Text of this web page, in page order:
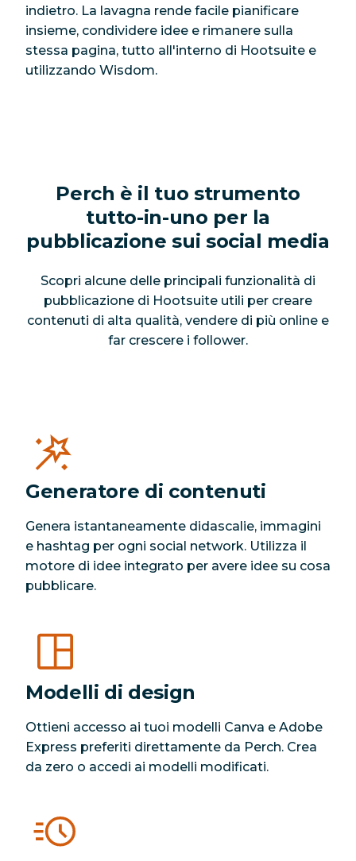
indietro. La lavagna rende facile pianificare
insieme, condividere idee e rimanere sulla
stessa pagina, tutto all'interno di Hootsuite e
utilizzando Wisdom.
Perch è il tuo strumento
tutto-in-uno per la
pubblicazione sui social media
Scopri alcune delle principali funzionalità di
pubblicazione di Hootsuite utili per creare
contenuti di alta qualità, vendere di più online e
far crescere i follower.
Generatore di contenuti
Genera istantaneamente didascalie, immagini
e hashtag per ogni social network. Utilizza il
motore di idee integrato per avere idee su cosa
pubblicare.
Modelli di design
Ottieni accesso ai tuoi modelli Canva e Adobe
Express preferiti direttamente da Perch. Crea
da zero o accedi ai modelli modificati.